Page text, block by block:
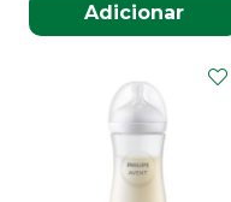
Adicionar